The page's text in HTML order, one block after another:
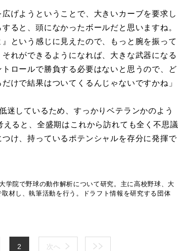
げようということで、大きいカーブを要求し
ると、頭になかったボールだと思いますね。
という感じに見えたので、もっと腕を振って
れができるようになれば、大きな武器になる
ロールで勝負する必要はないと思うので、ど
けで結果はついてくるんじゃないですかね」
しているため、すっかりベテランかのよう
ると、全盛期はこれから訪れても全く不思議
け、持っているポテンシャルを存分に発揮で
学院で野球の動作解析について研究。主に高校野球、大
材し、執筆活動を行う。ドラフト情報を研究する団体
2 次へ